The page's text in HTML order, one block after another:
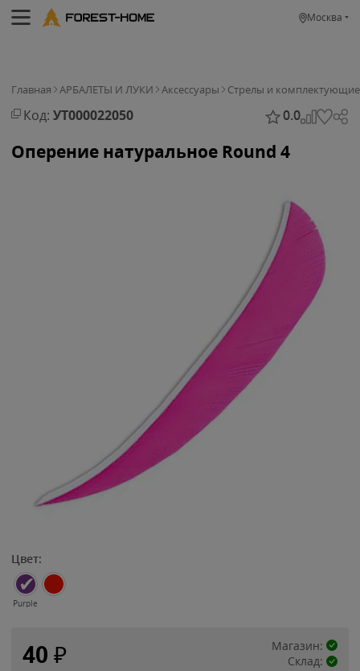
Москва
Главная АРБАЛЕТЫ И ЛУКИ Аксессуары Стрелы и комплектующие
Код: УТ000022050 0.0
Оперение натуральное Round 4
Цвет:
Purple
40 ₽
Магазин:
Склад: